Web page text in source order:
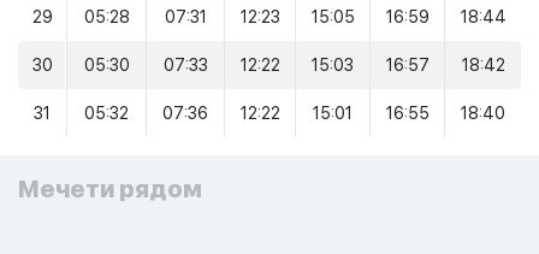
29 05:28 07:31 12:23 15:05 16:59 18:44
30 05:30 07:33 12:22 15:03 16:57 18:42
31 05:32 07:36 12:22 15:01 16:55 18:40
Мечети рядом